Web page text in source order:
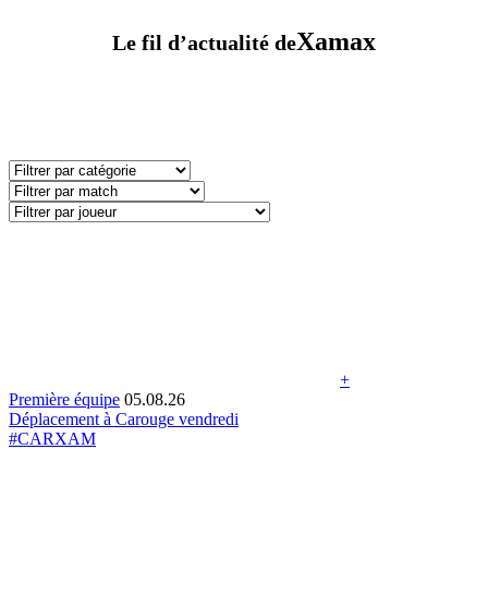
Le fil d’actualité deXamax
+
Première équipe 05.08.26
Déplacement à Carouge vendredi
#CARXAM